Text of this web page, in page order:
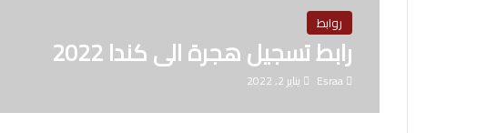
روابط
رابط تسجيل هجرة الى كندا 2022
Esraa يناير 2, 2022